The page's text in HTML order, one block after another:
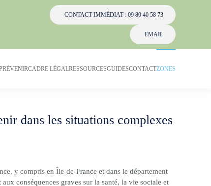
CONTACT IMMÉDIAT : 09 80 40 58 73
EMAIL
CADRE LÉGALRESSOURCESGUIDESCONTACTZONES
dans les situations complexes
y compris en Île-de-France et dans le département
conséquences graves sur la santé, la vie sociale et